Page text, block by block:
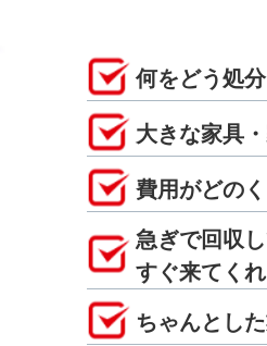
何をどう処
大きな家具
費用がどの
急ぎで回収し
すぐ来てく
ちゃんとし